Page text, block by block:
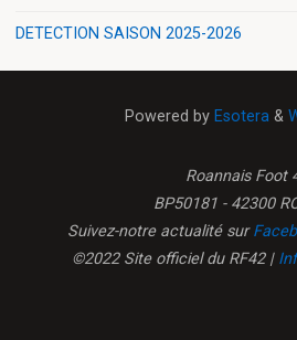
DETECTION SAISON 2025-2026
Powered by Esotera &
Roannais Foot
BP50181 - 42300
Suivez-notre actualité sur
©2022 Site officiel du RF42 |